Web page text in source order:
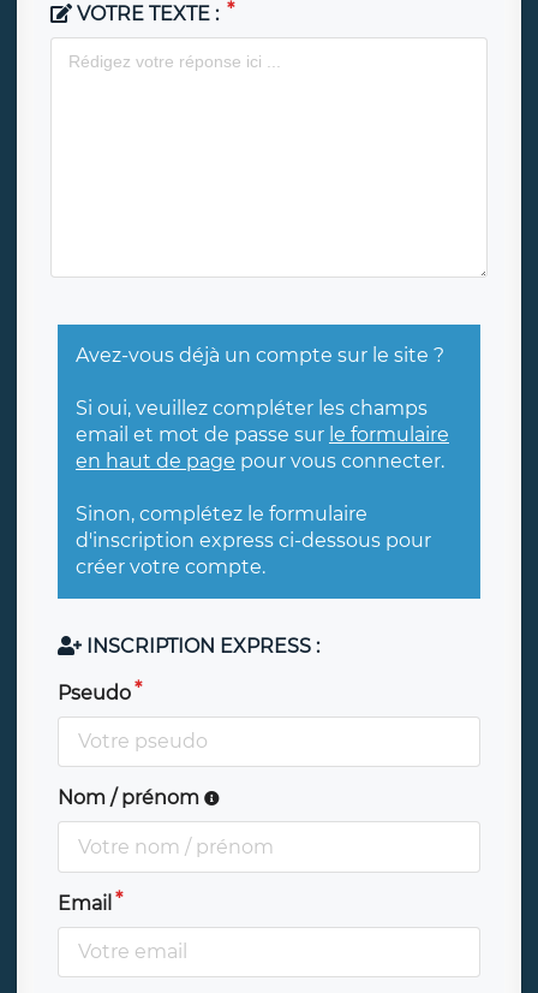
VOTRE TEXTE :
Avez-vous déjà un compte sur le site ?
Si oui, veuillez compléter les champs
email et mot de passe sur le formulaire
en haut de page pour vous connecter.
Sinon, complétez le formulaire
d'inscription express ci-dessous pour
créer votre compte.
INSCRIPTION EXPRESS :
Pseudo
Nom / prénom
Email